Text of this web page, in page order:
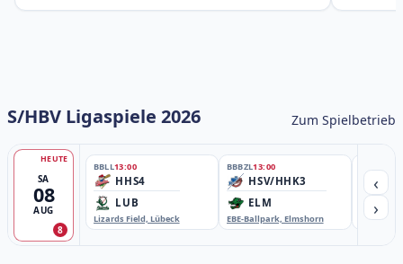
S/HBV Ligaspiele 2026 Zum Spielbetrieb
SA
08
AUG
HEUTE
8
BBLL13:00
HHS4
LUB
Lizards Field, Lübeck
BBBZL13:00
HSV/HHK3
ELM
EBE-Ballpark, Elmshorn
‹
›